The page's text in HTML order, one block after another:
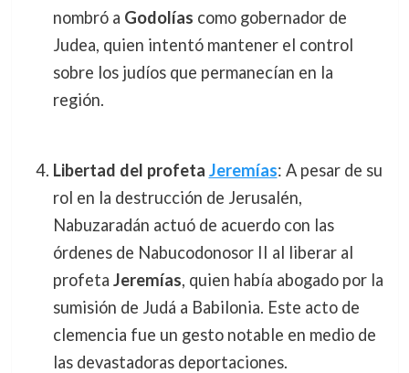
nombró a Godolías como gobernador de
Judea, quien intentó mantener el control
sobre los judíos que permanecían en la
región.
Libertad del profeta Jeremías: A pesar de su
rol en la destrucción de Jerusalén,
Nabuzaradán actuó de acuerdo con las
órdenes de Nabucodonosor II al liberar al
profeta Jeremías, quien había abogado por la
sumisión de Judá a Babilonia. Este acto de
clemencia fue un gesto notable en medio de
las devastadoras deportaciones.